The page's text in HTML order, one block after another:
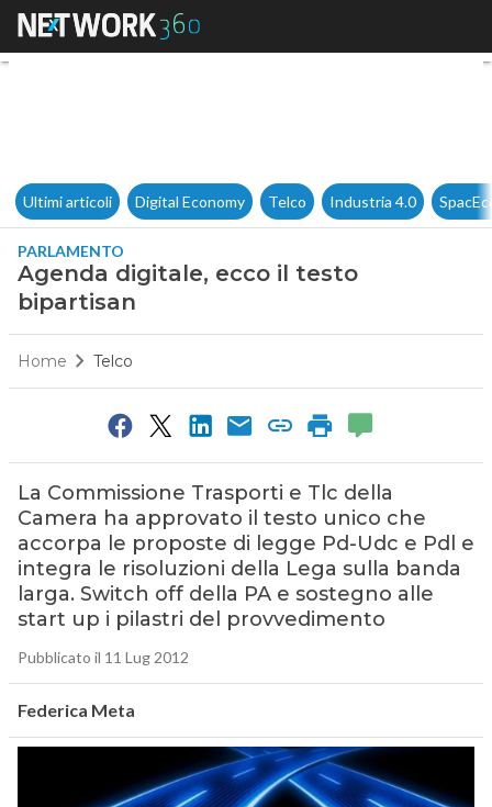
Agenda digitale, ecco il testo
Ultimi articoli Digital Economy Telco Industria 4.0
PARLAMENTO
Agenda digitale, ecco il testo
bipartisan
Home Telco
La Commissione Trasporti e Tlc della
Camera ha approvato il testo unico che
accorpa le proposte di legge Pd-Udc e Pdl e
integra le risoluzioni della Lega sulla banda
larga. Switch off della PA e sostegno alle
start up i pilastri del provvedimento
Pubblicato il 11 Lug 2012
Federica Meta